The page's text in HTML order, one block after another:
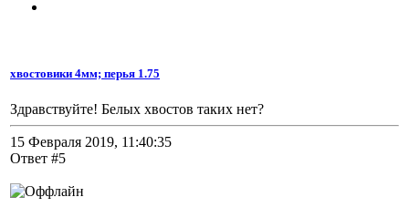
хвостовики 4мм; перья 1.75
Здравствуйте! Белых хвостов таких нет?
15 Февраля 2019, 11:40:35
Ответ #5